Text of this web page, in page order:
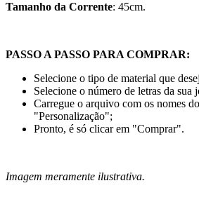
Tamanho da Corrente: 45cm.
PASSO A PASSO PARA COMPRAR:
Selecione o tipo de material que
Selecione o número de letras da sua
Carregue o arquivo com os nomes
"Personalização";
Pronto, é só clicar em "Comprar".
Imagem meramente ilustrativa.